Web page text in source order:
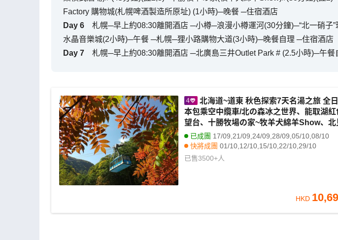
Factory 購物城(札幌啤酒製造所原址) (1小時)─晚餐 ─住宿酒店
Day 6
札幌─早上約08:30離開酒店 ─小樽─浪漫小樽運河(30分鐘)─“北一硝子
水晶音樂城(2小時)─午餐 ─札幌─狸小路購物大道(3小時)─晚餐自理 ─住宿酒店
Day 7 札幌─早上約08:30離開酒店 ─北廣島三井Outlet Park # (2.5小時)─午
北海道~道東 秋色探索7天名湯之旅 全
本包乘空中纜車/北の森冰之世界、能取湖
望台、十勝牧場の家~牧羊犬綿羊Show、
酒店
已成團 17/09,21/09,24/09,28/09,05/10,08/10
快將成團 01/10,12/10,15/10,22/10,29/10
已售3500+人
HKD